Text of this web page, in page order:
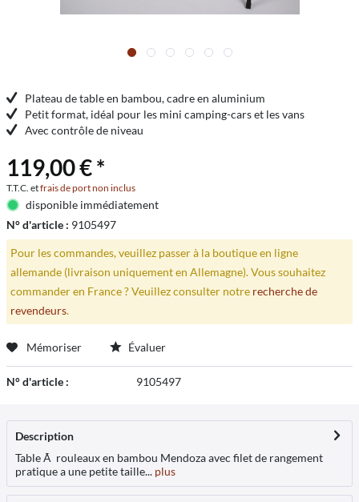
Plateau de table en bambou, cadre en aluminium
Petit format, idéal pour les mini camping-cars et les vans
Avec contrôle de niveau
119,00 € *
T.T.C. etfrais de port non inclus
disponible immédiatement
N° d'article : 9105497
Pour les commandes, veuillez passer à la boutique en ligne
allemande (livraison uniquement en Allemagne). Vous souhaitez
commander en France ? Veuillez consulter notre recherche de
revendeurs.
Mémoriser Évaluer
N° d'article : 9105497
Description
Table Ã rouleaux en bambou Mendoza avec filet de rangement
pratique a une petite taille... plus